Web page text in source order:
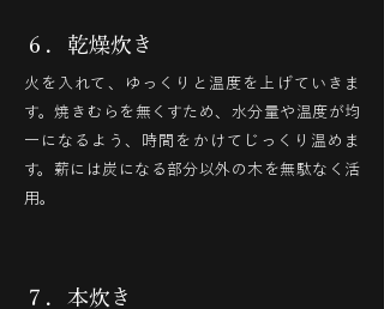
６．乾燥炊き
火を入れて、ゆっくりと温度を上げていきま
す。焼きむらを無くすため、水分量や温度が均
一になるよう、時間をかけてじっくり温めま
す。薪には炭になる部分以外の木を無駄なく活
用。
７．本炊き